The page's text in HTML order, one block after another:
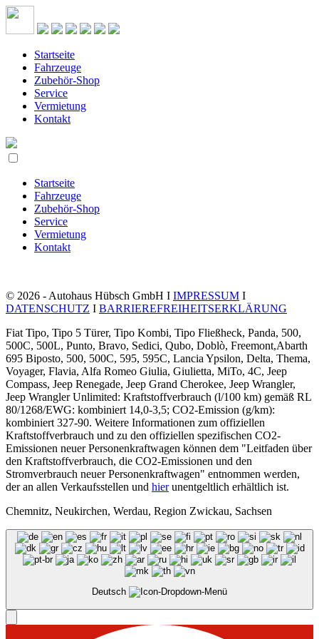
Startseite
Fahrzeuge
Zubehör-Shop
Service
Vermietung
Kontakt
Startseite
Fahrzeuge
Zubehör-Shop
Service
Vermietung
Kontakt
© 2026 - Autohaus Hübsch GmbH I IMPRESSUM I
DATENSCHUTZ I BARRIEREFREIHEITSERKLÄRUNG
Fiat Tipo, Tipo 5 Türer, Tipo Kombi, Tipo Fließheck, Panda, 500,
500C, 500L, Punto, Bravo, Sedici, Qubo, Doblò, Freemont,Abarth
695 Biposto, 500, 500C, 595, 595C, Lancia Ypsilon, Delta, Thema,
Voyager, Flavia, Alfa Romeo Giulia, Giulietta, MiTo, 4C, Jeep
Compass, Jeep Renegade, Jeep Grand Cherokee, Jeep Wrangler,
Jeep Wrangler Unlimited: Kraftstoffverbrauch (l/100 km) gemäß RL
80/1268/EWG: kombiniert 14,0-3,5; CO2-Emission (g/km):
kombiniert 327-90. Weitere Informationen zum offiziellen
Kraftstoffverbrauch und zu den offiziellen spezifischen CO2-
Emissionen neuer Personenkraftwagen können dem "Leitfaden über
den Kraftstoffverbrauch, die CO2-Emissionen und den
Stromverbrauch neuer Personenkraftwagen" entnommen werden,
der an allen Verkaufsstellen und hierunentgeltlich erhältlich ist.
Chemnitz, Neukirchen, Werdau, Region Zwickau, Sachsen
Deutsch